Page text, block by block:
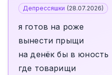
Депрессяшки (28.07.2026)
я готов на роже
вынести прыщи
на денёк бы в юность
где товарищи